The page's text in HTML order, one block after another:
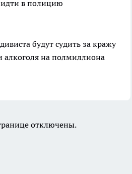
в полицию
будут судить за кражу
на полмиллиона
отключены.